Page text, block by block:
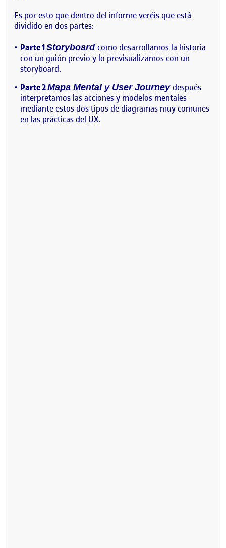
Es por esto que dentro del informe veréis que está
dividido en dos partes:
Parte 1Storyboard como desarrollamos la historia
con un guión previo y lo previsualizamos con un
storyboard.
Parte 2Mapa Mental y User Journey después
interpretamos las acciones y modelos mentales
mediante estos dos tipos de diagramas muy comunes
en las prácticas del UX.